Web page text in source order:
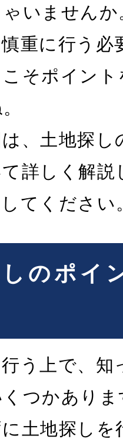
いませんか
重に行う必
こそポイン
、土地探し
詳しく解説
てください
のポイ
う上で、
つかありま
土地探しを